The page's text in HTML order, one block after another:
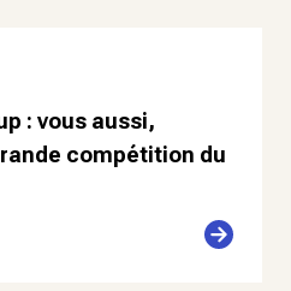
: vous aussi,
compétition du